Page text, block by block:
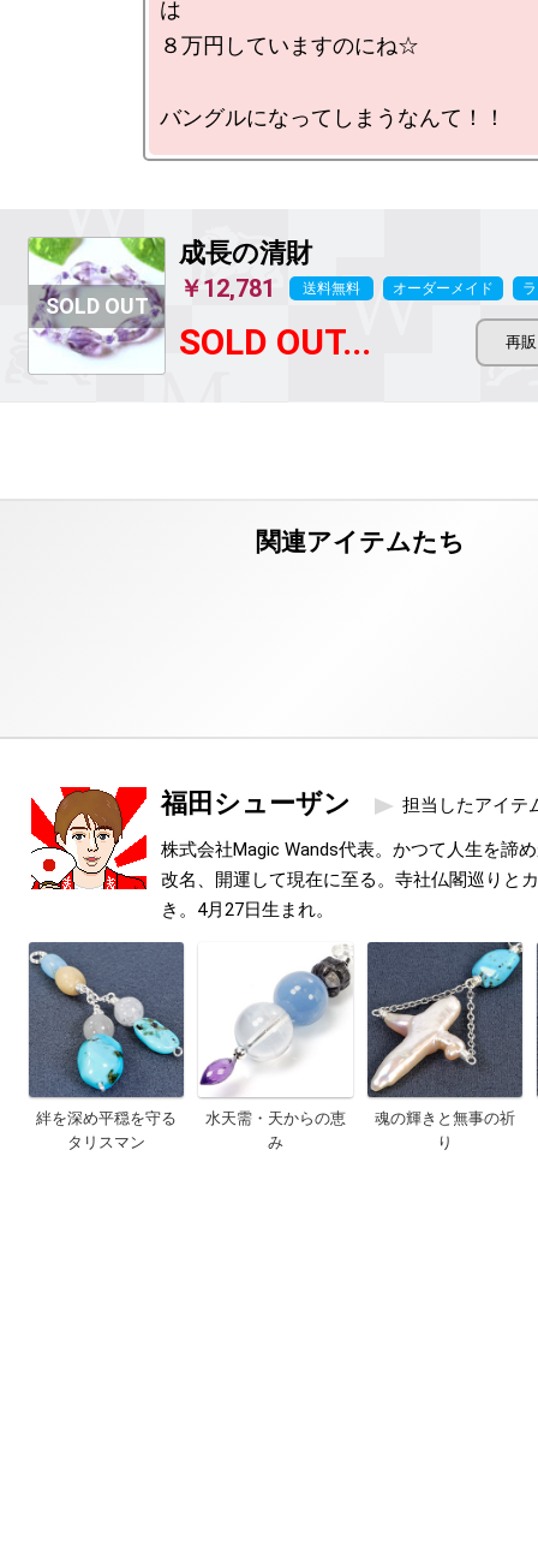
は
８万円していますのにね☆
成長の清財
￥12,781 送料無料 オーダーメイド
SOLD OUT...
福田シューザン 担当したアイテ
株式会社Magic Wands代表。かつて人生を諦
改名、開運して現在に至る。寺社仏閣巡りと
き。4月27日生まれ。
絆を深め平穏を守る
タリスマン
水天需・天からの恵
み
魂の輝きと無事の祈
り